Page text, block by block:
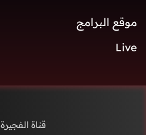
موقع البرامج
Live
قناة الفجيرة